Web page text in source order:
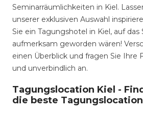
Seminarräumlichkeiten in Kiel.
unserer exklusiven Auswahl
Sie ein Tagungshotel in Kiel, auf das
aufmerksam geworden wären!
einen Überblick und fragen Sie Ihre
und unverbindlich an.
Tagungslocation Kiel -
die beste Tagungslocation